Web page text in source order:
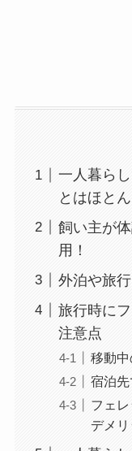
一人暮ら
とはほと
飼い主が
用！
外泊や旅
旅行時に
注意点
移動
宿泊
フェ
デメリ